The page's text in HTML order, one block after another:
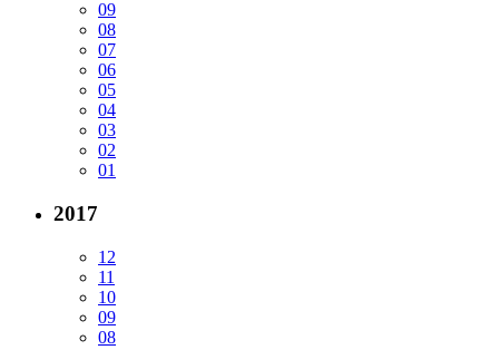
09
08
07
06
05
04
03
02
01
2017
12
11
10
09
08